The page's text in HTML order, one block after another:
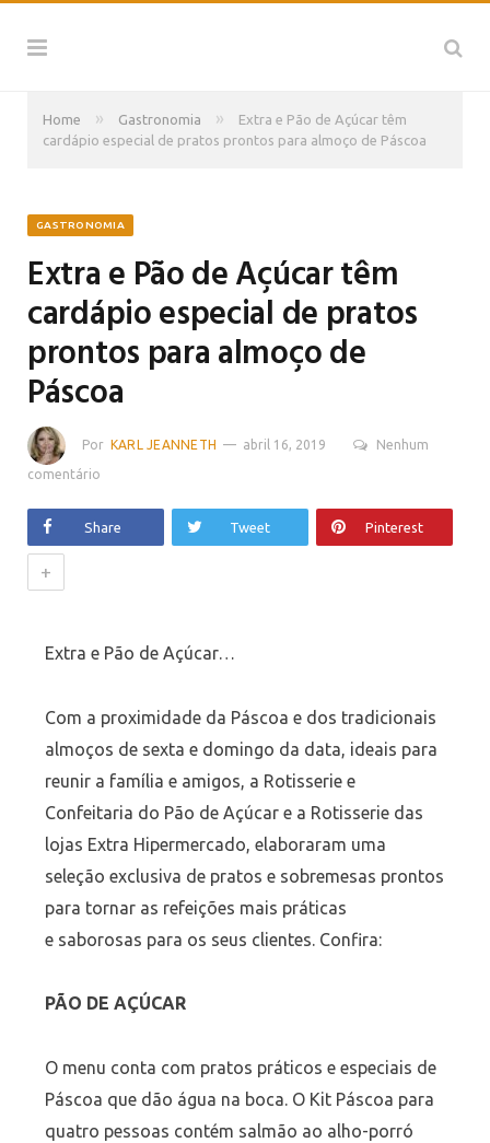
Home » Gastronomia »
Extra e Pão de Açúcar têm
cardápio especial de pratos prontos para almoço de Páscoa
GASTRONOMIA
Extra e Pão de Açúcar têm
cardápio especial de pratos
prontos para almoço de
Páscoa
Por KARL JEANNETH abril 16, 2019 Nenhum
comentário
Share Tweet Pinterest
+
Extra e Pão de Açúcar…
Com a proximidade da Páscoa e dos tradicionais
almoços de sexta e domingo da data, ideais para
reunir a família e amigos, a Rotisserie e
Confeitaria do Pão de Açúcar e a Rotisserie das
lojas Extra Hipermercado, elaboraram uma
seleção exclusiva de pratos e sobremesas prontos
para tornar as refeições mais práticas
e saborosas para os seus clientes. Confira:
PÃO DE AÇÚCAR
O menu conta com pratos práticos e especiais de
Páscoa que dão água na boca. O Kit Páscoa para
quatro pessoas contém salmão ao alho-porró